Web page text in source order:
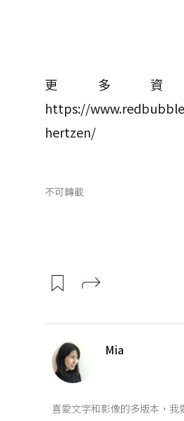
更多資
https://
hertzen/
不可轉載
Mia
喜愛文字和影像的多版本，我